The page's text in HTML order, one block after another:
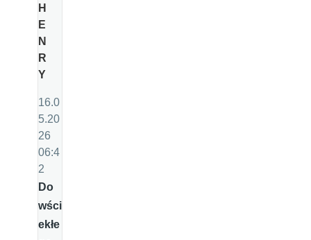
H
E
N
R
Y
16.0
5.20
26
06:4
2
Do
wści
ekłe